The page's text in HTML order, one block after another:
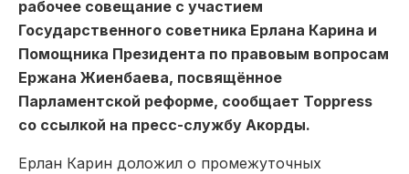
рабочее совещание с участием
Государственного советника Ерлана Карина и
Помощника Президента по правовым вопросам
Ержана Жиенбаева, посвящённое
Парламентской реформе, сообщает Toppress
со ссылкой на пресс-службу Акорды.
Ерлан Карин доложил о промежуточных